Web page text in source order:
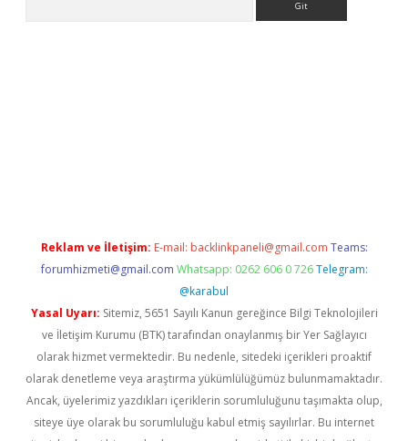
Reklam ve İletişim: E-mail: backlinkpaneli@gmail.com Teams:
forumhizmeti@gmail.com Whatsapp: 0262 606 0 726 Telegram:
@karabul
Yasal Uyarı: Sitemiz, 5651 Sayılı Kanun gereğince Bilgi Teknolojileri
ve İletişim Kurumu (BTK) tarafından onaylanmış bir Yer Sağlayıcı
olarak hizmet vermektedir. Bu nedenle, sitedeki içerikleri proaktif
olarak denetleme veya araştırma yükümlülüğümüz bulunmamaktadır.
Ancak, üyelerimiz yazdıkları içeriklerin sorumluluğunu taşımakta olup,
siteye üye olarak bu sorumluluğu kabul etmiş sayılırlar. Bu internet